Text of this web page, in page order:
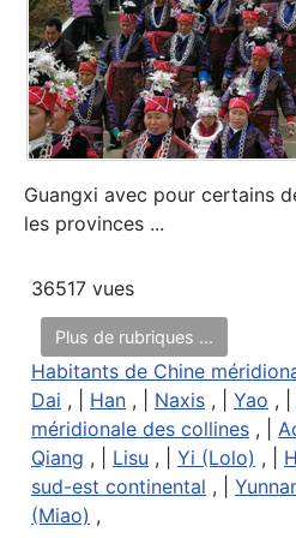
Guangxi avec pour certains
les provinces ...
36517 vues
Plus de rubriques ...
Habitants de Chine
Dai , | Han , | Naxis , | Yao , |
méridionale des collines , |
Qiang , | Lisu , | Yi (Lolo) , |
sud-est continental , |
(Miao) ,